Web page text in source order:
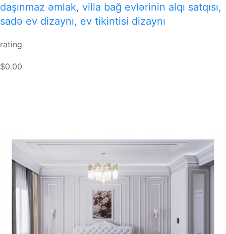
daşınmaz əmlak, villa bağ evlərinin alqı satqısı,
sadə ev dizaynı, ev tikintisi dizaynı
rating
$0.00